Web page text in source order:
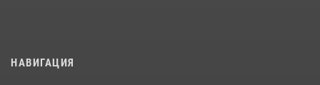
НАВИГАЦИЯ